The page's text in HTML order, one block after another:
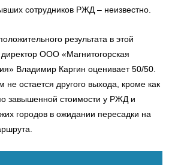
сотрудников РЖД – неизвестно.
результата в этой
ООО «Магнитогорская
Владимир Каргин оценивает 50/50.
не остается другого выхода, кроме как
завышенной стоимости у РЖД и
городов в ожидании пересадки на